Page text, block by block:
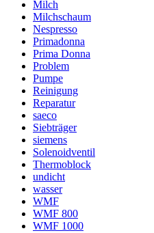
Milch
Milchschaum
Nespresso
Primadonna
Prima Donna
Problem
Pumpe
Reinigung
Reparatur
saeco
Siebträger
siemens
Solenoidventil
Thermoblock
undicht
wasser
WMF
WMF 800
WMF 1000